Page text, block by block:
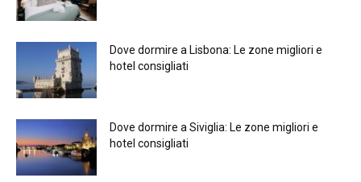
Dove dormire a Lisbona: Le zone migliori e
hotel consigliati
Dove dormire a Siviglia: Le zone migliori e
hotel consigliati